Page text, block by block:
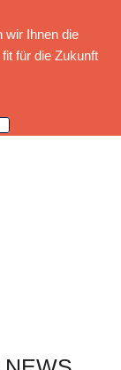
wir Ihnen die
für die Zukunft